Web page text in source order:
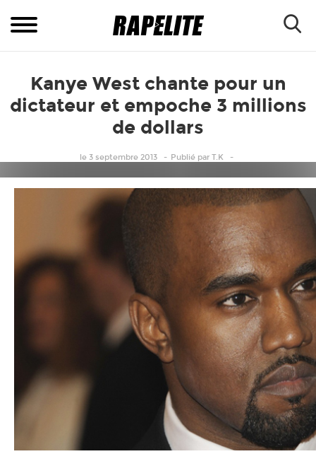
Kanye West chante pour un
dictateur et empoche 3 millions
de dollars
le 3 septembre 2013 Publiépar T.K